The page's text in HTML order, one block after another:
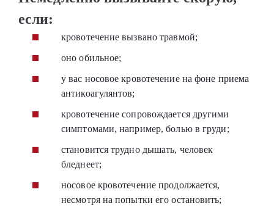
если:
кровотечение вызвано травмой;
оно обильное;
у вас носовое кровотечение на фоне приема
антикоагулянтов;
кровотечение сопровождается другими
симптомами, например, болью в груди;
становится трудно дышать, человек
бледнеет;
носовое кровотечение продолжается,
несмотря на попытки его остановить;